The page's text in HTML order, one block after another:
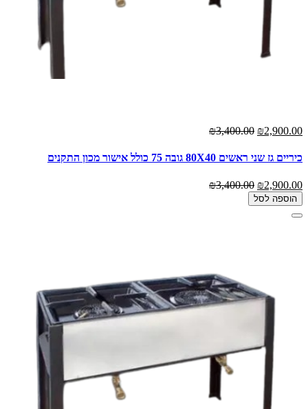
₪2,900.00
₪3,400.00
כיריים גז שני ראשים 80X40 גובה 75 כולל אישור מכון התקנים
₪2,900.00
₪3,400.00
הוספה לסל